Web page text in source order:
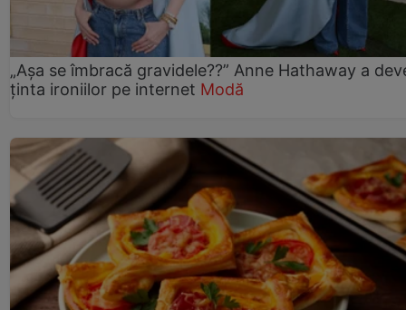
„Așa se îmbracă gravidele??” Anne Hathaway a
ținta ironiilor pe internet Modă